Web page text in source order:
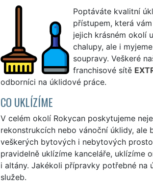
Poptáváte kvalitní
přístupem, která
jejich krásném okolí
chalupy, ale i
soupravy. Veškeré
franchisové sítě
odborníci na úklidové práce.
CO UKLÍZÍME
V celém okolí Rokycan poskytujeme
rekonstrukcích nebo vánoční úklidy, ale
veškerých bytových i nebytových
pravidelně uklízíme kanceláře, uklízíme
i altány. Jakékoli přípravky potřebné
služeb.